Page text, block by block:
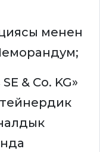
менен
Меморандум;
& Co. KG»